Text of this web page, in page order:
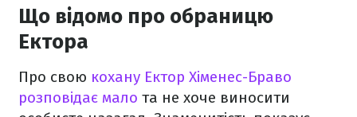
Що відомо про обраницю
Ектора
Про свою кохану Ектор Хіменес-Браво
розповідає мало та не хоче виносити